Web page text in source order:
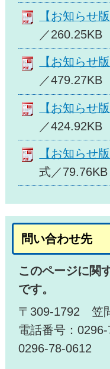
【お知らせ
／260.25KB
【お知らせ
／479.27KB
【お知らせ
／424.92KB
【お知らせ
式／79.76KB
問い合わせ先
このページに関
です。
〒309-1792 笠
電話番号：
0296-78-0612